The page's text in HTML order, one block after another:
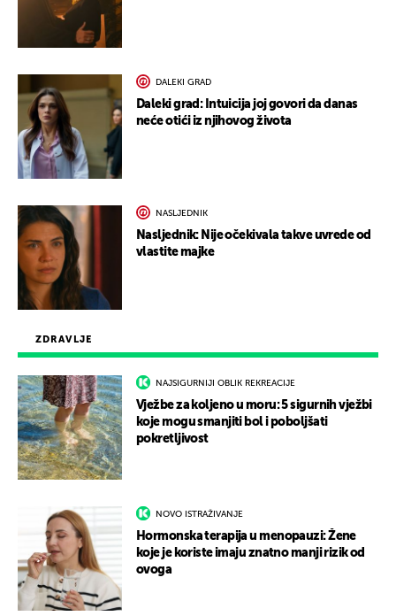
ZDRAVLJE
NAJSIGURNIJI OBLIK REKREACIJE
Vježbe za koljeno u moru: 5 sigurnih vježbi
koje mogu smanjiti bol i poboljšati
pokretljivost
NOVO ISTRAŽIVANJE
Hormonska terapija u menopauzi: Žene
koje je koriste imaju znatno manji rizik od
ovoga
DALEKI GRAD
Daleki grad: Intuicija joj govori da danas
neće otići iz njihovog života
NASLJEDNIK
Nasljednik: Nije očekivala takve uvrede od
vlastite majke